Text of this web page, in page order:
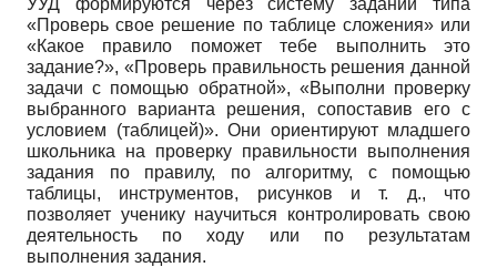
«Проверь свое решение по таблице сложения» или
«Какое правило поможет тебе выполнить это
задание?», «Проверь правильность решения данной
задачи с помощью обратной», «Выполни проверку
выбранного варианта решения, сопоставив его с
условием (таблицей)». Они ориентируют младшего
школьника на проверку правильности выполнения
задания по правилу, по алгоритму, с помощью
таблицы, инструментов, рисунков и т. д., что
позволяет ученику научиться контролировать свою
деятельность по ходу или по результатам
выполнения задания.